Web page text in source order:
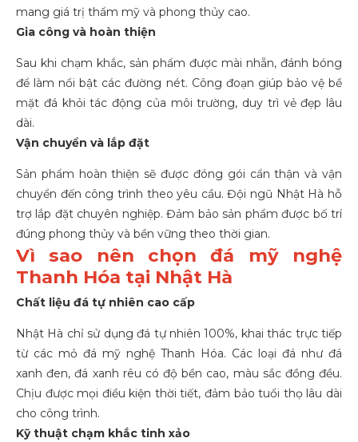
mang giá trị thẩm mỹ và phong thủy cao.
Gia công và hoàn thiện
Sau khi chạm khắc, sản phẩm được mài nhẵn, đánh bóng
để làm nổi bật các đường nét. Công đoạn giúp bảo vệ bề
mặt đá khỏi tác động của môi trường, duy trì vẻ đẹp lâu
dài.
Vận chuyển và lắp đặt
Sản phẩm hoàn thiện sẽ được đóng gói cẩn thận và vận
chuyển đến công trình theo yêu cầu. Đội ngũ Nhật Hà hỗ
trợ lắp đặt chuyên nghiệp. Đảm bảo sản phẩm được bố trí
đúng phong thủy và bền vững theo thời gian.
Vì sao nên chọn đá mỹ nghệ
Thanh Hóa tại Nhật Hà
Chất liệu đá tự nhiên cao cấp
Nhật Hà chỉ sử dụng đá tự nhiên 100%, khai thác trực tiếp
từ các mỏ đá mỹ nghệ Thanh Hóa. Các loại đá như đá
xanh đen, đá xanh rêu có độ bền cao, màu sắc đồng đều.
Chịu được mọi điều kiện thời tiết, đảm bảo tuổi thọ lâu dài
cho công trình.
Kỹ thuật chạm khắc tinh xảo